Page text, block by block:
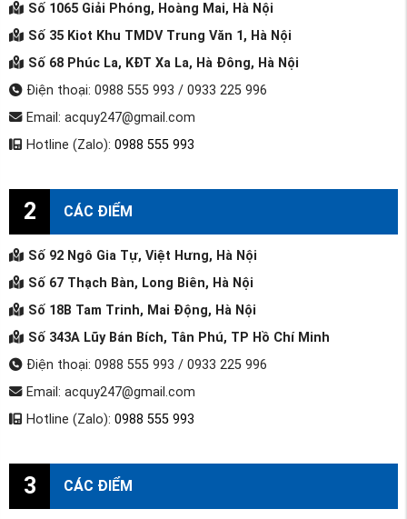
Số 1065 Giải Phóng, Hoàng Mai, Hà Nội
Số 35 Kiot Khu TMDV Trung Văn 1, Hà Nội
Số 68 Phúc La, KĐT Xa La, Hà Đông, Hà Nội
Điện thoại: 0988 555 993 / 0933 225 996
Email: acquy247@gmail.com
Hotline (Zalo): 0988 555 993
2 CÁC ĐIỂM
Số 92 Ngô Gia Tự, Việt Hưng, Hà Nội
Số 67 Thạch Bàn, Long Biên, Hà Nội
Số 18B Tam Trinh, Mai Động, Hà Nội
Số 343A Lũy Bán Bích, Tân Phú, TP Hồ Chí Minh
Điện thoại: 0988 555 993 / 0933 225 996
Email: acquy247@gmail.com
Hotline (Zalo): 0988 555 993
3 CÁC ĐIỂM